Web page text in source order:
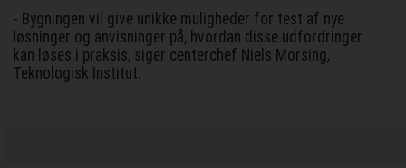
- Bygningen vil give unikke muligheder for test af nye
løsninger og anvisninger på, hvordan disse udfordringer
kan løses i praksis, siger centerchef Niels Morsing,
Teknologisk Institut.